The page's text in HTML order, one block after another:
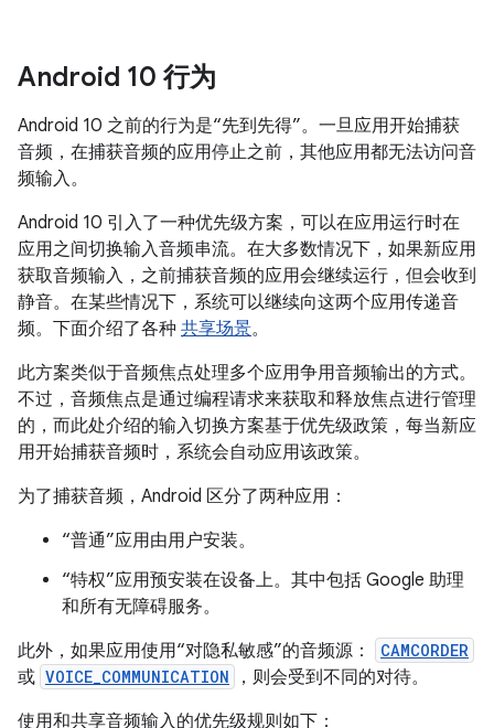
Android 10 行为
Android 10 之前的行为是“先到先得”。一旦应用开始捕获
音频，在捕获音频的应用停止之前，其他应用都无法访问音
频输入。
Android 10 引入了一种优先级方案，可以在应用运行时在
应用之间切换输入音频串流。在大多数情况下，如果新应用
获取音频输入，之前捕获音频的应用会继续运行，但会收到
静音。在某些情况下，系统可以继续向这两个应用传递音
频。下面介绍了各种 共享场景。
此方案类似于音频焦点处理多个应用争用音频输出的方式。
不过，音频焦点是通过编程请求来获取和释放焦点进行管理
的，而此处介绍的输入切换方案基于优先级政策，每当新应
用开始捕获音频时，系统会自动应用该政策。
为了捕获音频，Android 区分了两种应用：
“普通”应用由用户安装。
“特权”应用预安装在设备上。其中包括 Google 助理
和所有无障碍服务。
此外，如果应用使用“对隐私敏感”的音频源：
CAMCORDER
或 VOICE_COMMUNICATION
，则会受到不同的对待。
使用和共享音频输入的优先级规则如下：